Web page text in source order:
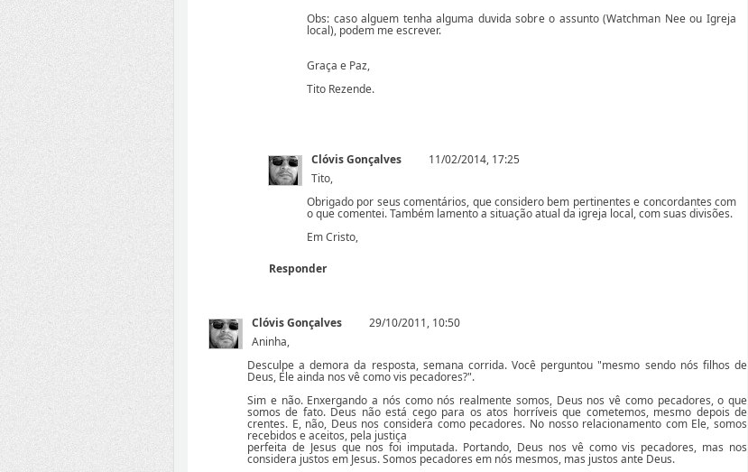
Obs: caso alguem tenha alguma duvida sobre o assunto (Watchman Nee ou Igreja
local), podem me escrever.
Graça e Paz,
Tito Rezende.
Clóvis Gonçalves
11/02/2014, 17:25
Tito,
Obrigado por seus comentários, que considero bem pertinentes e concordantes com
o que comentei. Também lamento a situação atual da igreja local, com suas divisões.
Em Cristo,
Responder
Clóvis Gonçalves
29/10/2011, 10:50
Aninha,
Desculpe a demora da resposta, semana corrida. Você perguntou "mesmo sendo nós filhos de
Deus, Ele ainda nos vê como vis pecadores?".
Sim e não. Enxergando a nós como nós realmente somos, Deus nos vê como pecadores, o que
somos de fato. Deus não está cego para os atos horríveis que cometemos, mesmo depois de
crentes. E, não, Deus nos considera como pecadores. No nosso relacionamento com Ele, somos
recebidos e aceitos, pela justiça
perfeita de Jesus que nos foi imputada. Portando, Deus nos vê como vis pecadores, mas nos
considera justos em Jesus. Somos pecadores em nós mesmos, mas justos ante Deus.